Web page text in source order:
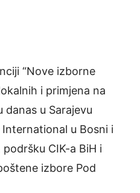
“Nove izborne
i primjena na
danas u Sarajevu
u Bosni i
CIK-a BiH i
izbore Pod